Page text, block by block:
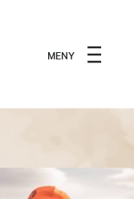
MENY